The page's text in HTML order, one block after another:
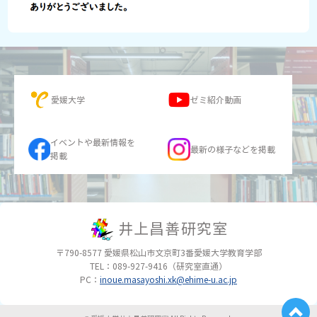
井上昌善研究室
〒790-8577 愛媛県松山市文京町3番愛媛大学教育学部
TEL：089-927-9416（研究室直通）
PC： inoue.masayoshi.xk@ehime-u.ac.jp
愛媛大学 ゼミ紹介動画
イベントや最新情報を
掲載
最新の様子などを掲載